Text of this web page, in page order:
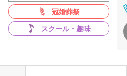
冠婚葬祭
スクール・趣味